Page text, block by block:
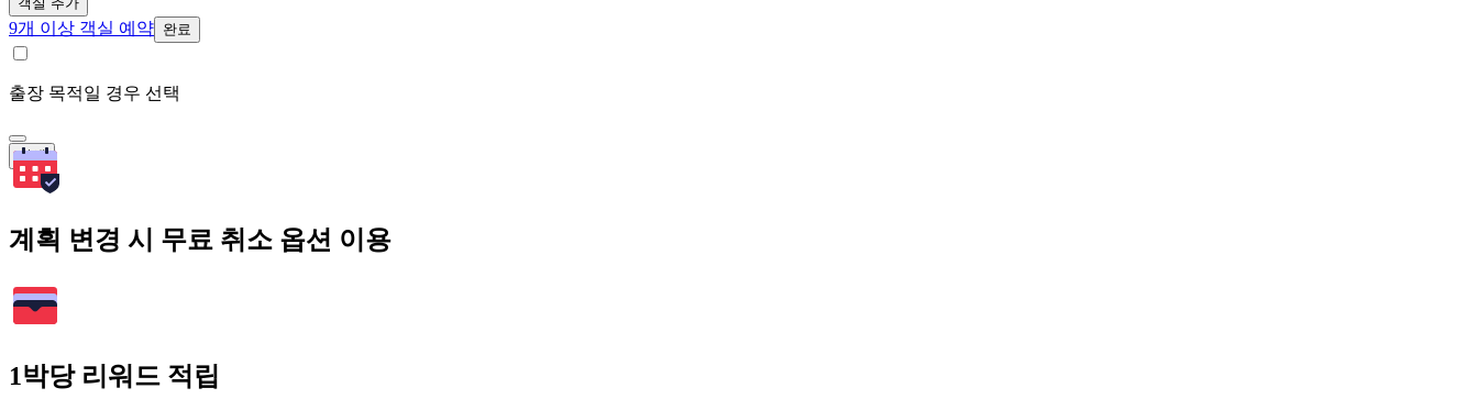
9개 이상 객실 예약 완료
출장 목적일 경우 선택
검색
계획 변경 시 무료 취소 옵션 이용
1박당 리워드 적립